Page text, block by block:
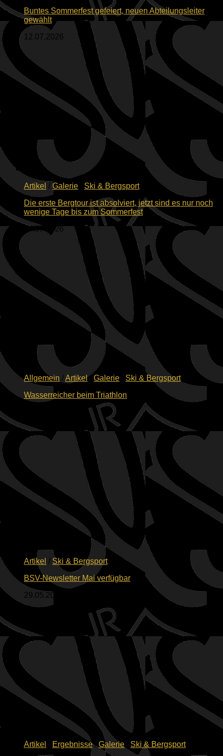
Buntes Sommerfest gefeiert, neuen Abteilungsleiter
gewählt
12.07.2026
Artikel / Galerie
Ski & Bergsport
Die erste Bergtour ist absolviert, jetzt sind es nur noch
wenige Tage bis zum Sommerfest
04.07.2026
Allgemein /Artikel/ Galerie
Ski & Bergsport
Wasserreicher beim Triathlon
Artikel / Ski & Bergsport
BSV-Newsletter Mai verfügbar
29.05.2026
Artikel Ergebnisse/Galerie
Ski & Bergsport